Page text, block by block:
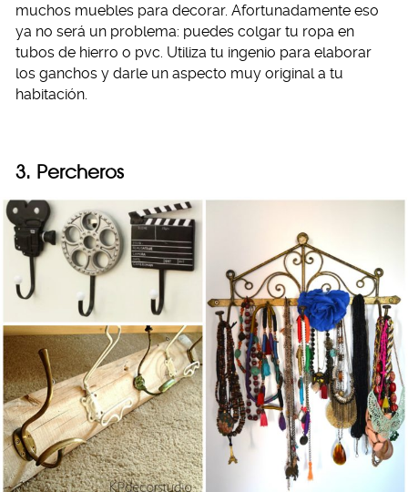
muchos muebles para decorar. Afortunadamente eso
ya no será un problema: puedes colgar tu ropa en
tubos de hierro o pvc. Utiliza tu ingenio para elaborar
los ganchos y darle un aspecto muy original a tu
habitación.
3. Percheros